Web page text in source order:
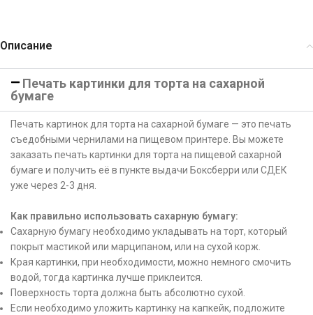
Описание
Печать картинки для торта на сахарной
бумаге
Печать картинок для торта на сахарной бумаге — это печать
съедобными чернилами на пищевом принтере. Вы можете
заказать печать картинки для торта на пищевой сахарной
бумаге и получить её в пункте выдачи Боксберри или СДЕК
уже через 2-3 дня.
Как правильно использовать сахарную бумагу:
Сахарную бумагу необходимо укладывать на торт, который
покрыт мастикой или марципаном, или на сухой корж.
Края картинки, при необходимости, можно немного смочить
водой, тогда картинка лучше приклеится.
Поверхность торта должна быть абсолютно сухой.
Если необходимо уложить картинку на капкейк, подложите